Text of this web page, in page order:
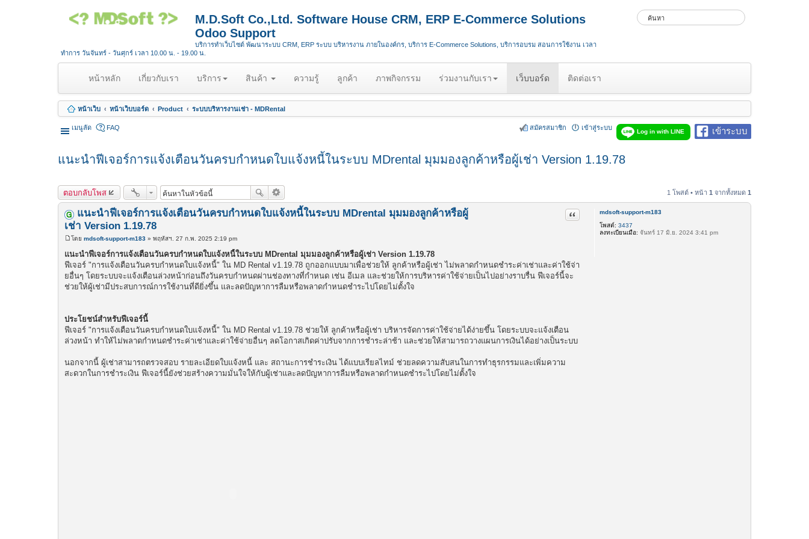
M.D.Soft Co.,Ltd. Software House CRM, ERP E-Commerce Solutions
Odoo Support
บริการทำเว็บไซต์ พัฒนาระบบ CRM, ERP ระบบ บริหารงาน ภายในองค์กร, บริการ E-Commerce Solutions, บริการอบรม สอนการใช้งาน เวลา
ทำการ วันจันทร์ - วันศุกร์ เวลา 10.00 น. - 19.00 น.
หน้าหลัก(
u
r
t
เกี่ยวกับเรา บริการ สินค้า ความรู้ ลูกค้า ภาพกิจกรรม ร่วมงานกับเรา เว็บบอร์ด ติดต่อเรา
หน้าเว็บ หน้าเว็บบอร์ด Product ระบบบริหารงานเช่า - MDRental
เมนูลัด เข้าระบบ
Log in with LINE
FAQ เข้าสู่ระบบ
สมัครสมาชิก
แนะนำฟีเจอร์การแจ้งเตือนวันครบกำหนดใบแจ้งหนี้ในระบบ MDrental มุมมองลูกค้าหรือผู้เช่า Version 1.19.78
ตอบกลับโพส 1 โพสต์ • หน้า 1 จากทั้งหมด 1
mdsoft-support-m183
โพสต์: 3437
ลงทะเบียนเมื่อ: จันทร์ 17 มิ.ย. 2024 3:41 pm
แนะนำฟีเจอร์การแจ้งเตือนวันครบกำหนดใบแจ้งหนี้ในระบบ MDrental มุมมองลูกค้าหรือผู้
เช่า Version 1.19.78
อ้างคำพูด
พ
ส
ต์
โดย mdsoft-support-m183 » พฤหัสฯ. 27 ก.พ. 2025 2:19 pm
แนะนำฟีเจอร์การแจ้งเตือนวันครบกำหนดใบแจ้งหนี้ในระบบ MDrental มุมมองลูกค้าหรือผู้เช่า Version 1.19.78
ฟีเจอร์ "การแจ้งเตือนวันครบกำหนดใบแจ้งหนี้" ใน MD Rental v1.19.78 ถูกออกแบบมาเพื่อช่วยให้ ลูกค้าหรือผู้เช่า ไม่พลาดกำหนดชำระค่าเช่าและค่าใช้จ่า
ยอื่นๆ โดยระบบจะแจ้งเตือนล่วงหน้าก่อนถึงวันครบกำหนดผ่านช่องทางที่กำหนด เช่น อีเมล และช่วยให้การบริหารค่าใช้จ่ายเป็นไปอย่างราบรื่น ฟีเจอร์นี้จะ
ช่วยให้ผู้เช่ามีประสบการณ์การใช้งานที่ดียิ่งขึ้น และลดปัญหาการลืมหรือพลาดกำหนดชำระไปโดยไม่ตั้งใจ
ประโยชน์สำหรับฟีเจอร์นี้
ฟีเจอร์ "การแจ้งเตือนวันครบกำหนดใบแจ้งหนี้" ใน MD Rental v1.19.78 ช่วยให้ ลูกค้าหรือผู้เช่า บริหารจัดการค่าใช้จ่ายได้ง่ายขึ้น โดยระบบจะแจ้งเตือน
ล่วงหน้า ทำให้ไม่พลาดกำหนดชำระค่าเช่าและค่าใช้จ่ายอื่นๆ ลดโอกาสเกิดค่าปรับจากการชำระล่าช้า และช่วยให้สามารถวางแผนการเงินได้อย่างเป็นระบบ
นอกจากนี้ ผู้เช่าสามารถตรวจสอบ รายละเอียดใบแจ้งหนี้ และ สถานะการชำระเงิน ได้แบบเรียลไทม์ ช่วยลดความสับสนในการทำธุรกรรมและเพิ่มความ
สะดวกในการชำระเงิน ฟีเจอร์นี้ยังช่วยสร้างความมั่นใจให้กับผู้เช่าและลดปัญหาการลืมหรือพลาดกำหนดชำระไปโดยไม่ตั้งใจ